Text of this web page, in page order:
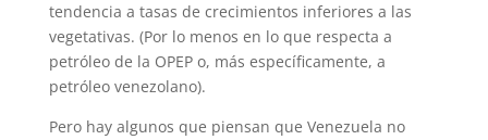
tendencia a tasas de crecimientos inferiores a las
vegetativas. (Por lo menos en lo que respecta a
petróleo de la OPEP o, más específicamente, a
petróleo venezolano).
Pero hay algunos que piensan que Venezuela no